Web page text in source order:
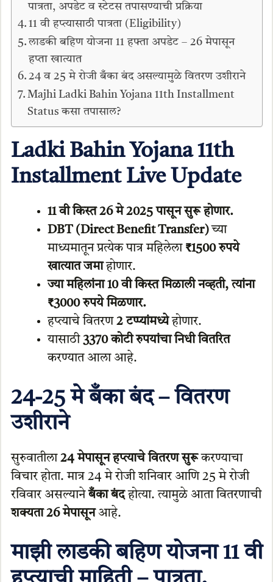
पात्रता, अपडेट व स्टेटस तपासण्याची प्रक्रिया
11 वी हप्त्यासाठी पात्रता (Eligibility)
लाडकी बहिण योजना 11 हफ्ता अपडेट – 26 मेपासून
हप्ता खात्यात
24 व 25 मे रोजी बँका बंद असल्यामुळे वितरण उशीराने
Majhi Ladki Bahin Yojana 11th Installment
Status कसा तपासाल?
Ladki Bahin Yojana 11th
Installment Live Update
11 वी किस्त 26 मे 2025 पासून सुरू होणार.
DBT (Direct Benefit Transfer)च्या
माध्यमातून प्रत्येक पात्र महिलेला ₹1500 रुपये
खात्यात जमाहोणार.
ज्या महिलांना 10 वी किस्त मिळाली नव्हती, त्यांना
₹3000 रुपये मिळणार.
हप्त्याचे वितरण 2 टप्प्यांमध्येहोणार.
यासाठी 3370 कोटी रुपयांचा निधी वितरित
करण्यात आला आहे.
24-25 मे बँका बंद – वितरण
उशीराने
सुरुवातीला 24 मेपासून हप्त्याचे वितरण सुरूकरण्याचा
विचार होता. मात्र 24 मे रोजी शनिवार आणि 25 मे रोजी
रविवार असल्यानेबँका बंदहोत्या. त्यामुळे आता वितरणाची
शक्यता 26 मेपासूनआहे.
माझी लाडकी बहिण योजना 11 वी